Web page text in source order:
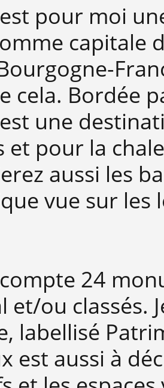
pour moi
capitale
cela. Bordée
une
et pour la
aussi les
vue sur les
24
et/ou classés.
labellisé
est aussi à